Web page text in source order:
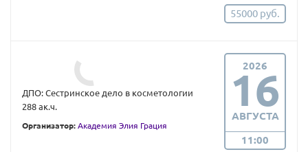
55000 руб.
ДПО: Сестринское дело в косметологии
288 ак.ч.
Организатор: Академия Элия Грация
2026
16
АВГУСТА
11:00